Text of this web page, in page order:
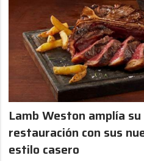
Lamb Weston amplía
restauración con sus
estilo casero